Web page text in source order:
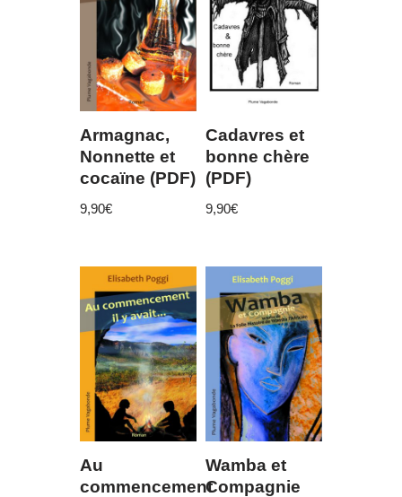
Armagnac,
Nonnette et
cocaïne (PDF)
9,90€
Cadavres et
bonne chère
(PDF)
9,90€
Au
commencement
Wamba et
Compagnie